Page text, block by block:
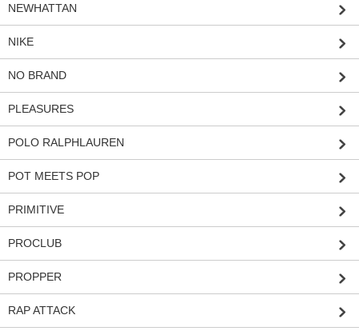
NEWHATTAN
NIKE
NO BRAND
PLEASURES
POLO RALPHLAUREN
POT MEETS POP
PRIMITIVE
PROCLUB
PROPPER
RAP ATTACK